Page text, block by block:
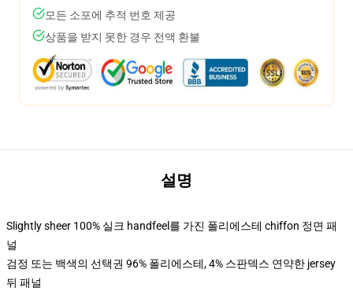
모든 소포에 추적 번호 제공
상품을 받지 못한 경우 전액 환불
설명
Slightly sheer 100% 실크 handfeel를 가진 폴리에스테 chiffon 정면 패
널
검정 또는 백색의 선택권 96% 폴리에스테, 4% 스판덱스 연약한 jersey
뒤 패널